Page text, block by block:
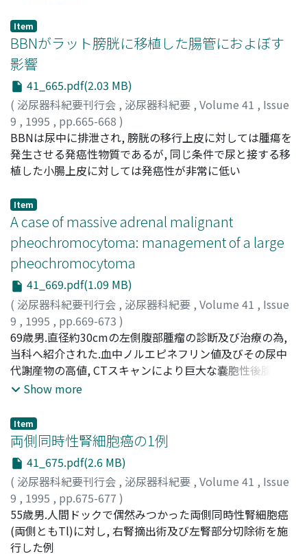
が多かった. 2)Grade-up腫瘍は初回の再発が短期間であり,
多発性の腫瘍再発等で放射線療法等を施行されるケースが
多かった. 3)Grade-up症例の治療は膀胱全摘除術を受けた
10例の5年生存率が72%であり, 全体症例の5年生存率とほ
ぼ同等であるが, 膀胱温存療法を受けた6例は6年以内に全
て癌死した
Item
BBNがラット膀胱に移植した腸管におよぼす
影響
41_665.pdf(2.03 MB)
( 泌尿器科紀要刊行会 , 泌尿器科紀要 , Volume 41 , Issue
9 , 1995 , pp.665-668 )
呉, 斌;渡邉, 泱;中川, 修一;杉本, 浩造;Wu, Bin;
Watanabe, Hiroki;Nakagawa, Shuichi;Sugimoto, Kozo
BBNは尿中に排泄され, 膀胱の移行上皮に対しては腫瘍を
発生させる発癌性物質であるが, 同じ条件で尿と接する移
植した小腸上皮に対しては発癌性が非常に低い
Item
A case of massive adrenal malignant
pheochromocytoma: management of a large
pheochromocytoma
41_669.pdf(1.09 MB)
( 泌尿器科紀要刊行会 , 泌尿器科紀要 , Volume 41 , Issue
9 , 1995 , pp.669-673 )
Kondo, Tsunenori;Ito, Fumio;Kihara, Takeshi;
Nakamura, Rinnosuke;Goya, Nobuyuki;Nakazawa,
Hayakazu;Toma, Hiroshi;近藤, 恒徳;伊藤, 文夫;木原, 健
中村, 倫之助;合谷, 信行
69歳男.直径約30cmの左側腹部腫瘤の診断及び治療の為,
当科へ紹介された.血中ノルエピネフリン値及びその尿中
代謝産物の高値, CTスキャンにより巨大な嚢胞性後腹膜腫
瘤, 大動静脈リンパ節の腫大が認められ, 悪性褐色細胞腫と
昇が認められた為, 血管拡張剤の使用と共に循環血液量の
補充が行われた.これらにより血行動態は正常化し, 腫瘍摘
除術が施行された.病理学的に, リンパ節転移を伴う褐色細
胞腫と診断され, 腫瘍重量は5, 930gであった
Show more
Item
両側同時性腎細胞癌の1例
41_675.pdf(2.6 MB)
( 泌尿器科紀要刊行会 , 泌尿器科紀要 , Volume 41 , Issue
9 , 1995 , pp.675-677 )
伊藤, 秀明;徳永, 周二;中村, 靖夫;大川, 光央;松井, 晃;Ito,
Hideaki;Tokunaga, Shuji;Nakamura, Yasuo;Ohkawa,
Mitsuo;Matsui, Akira
55歳男.人間ドックで偶然みつかった両側同時性腎細胞癌
(両側ともTl)に対し, 右腎摘出術及び左腎部分切除術を施
行した例